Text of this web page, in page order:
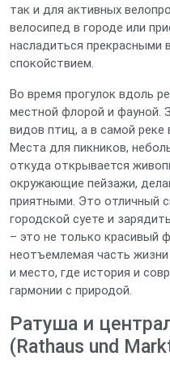
так и для активных
велосипед в городе или
насладиться прекрасными
спокойствием.
Во время прогулок вдоль
местной флорой и фауной.
видов птиц, а в самой
Места для пикников,
откуда открывается
окружающие пейзажи,
приятными. Это отличный
городской суете и
– это не только красивый
неотъемлемая часть жизни
и место, где история и
гармонии с природой.
Ратуша и
(Rathaus und